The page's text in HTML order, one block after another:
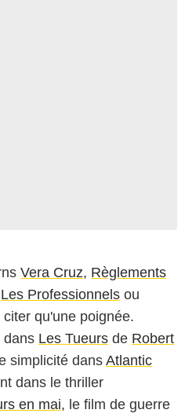
Vera Cruz, Règlements
Les Professionnels ou
citer qu'une poignée.
dans Les Tueurs de Robert
simplicité dans Atlantic
dans le thriller
en mai, le film de guerre
Studios